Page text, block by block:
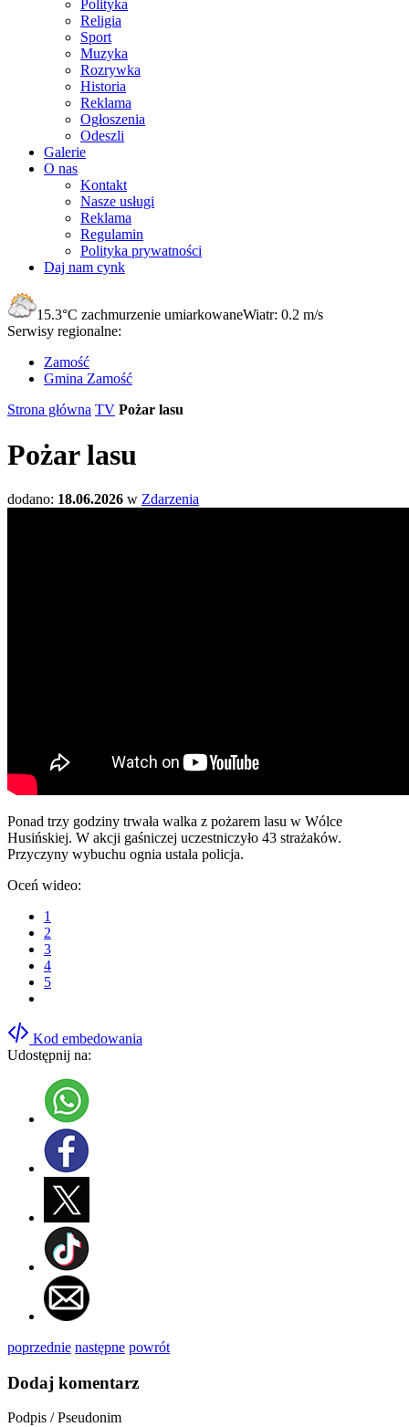
Polityka
Religia
Sport
Muzyka
Rozrywka
Historia
Reklama
Ogłoszenia
Odeszli
Galerie
O nas
Kontakt
Nasze usługi
Reklama
Regulamin
Polityka prywatności
Daj nam cynk
15.3°C zachmurzenie umiarkowaneWiatr: 0.2 m/s
Serwisy regionalne:
Zamość
Gmina Zamość
Strona główna TV Pożar lasu
Pożar lasu
dodano: 18.06.2026 w Zdarzenia
Ponad trzy godziny trwała walka z pożarem lasu w Wólce
Husińskiej. W akcji gaśniczej uczestniczyło 43 strażaków.
Przyczyny wybuchu ognia ustala policja.
Oceń wideo:
1
2
3
4
5
Kod embedowania
Udostępnij na:
poprzednie następne powrót
Dodaj komentarz
Podpis / Pseudonim